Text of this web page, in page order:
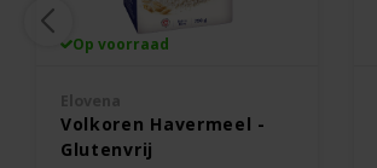
Op voorraad
Volkoren Havermeel -
Glutenvrij